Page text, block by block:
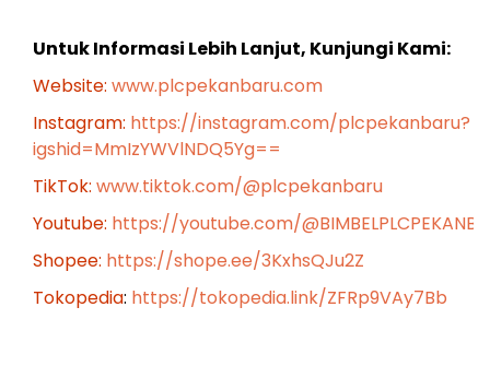
Untuk Informasi Lebih Lanjut, Kunjungi Kami:
Website: www.plcpekanbaru.com
Instagram: https://instagram.com/plcpekanbaru?
igshid=MmIzYWVlNDQ5Yg==
TikTok: www.tiktok.com/@plcpekanbaru
Youtube: https://youtube.com/
Shopee: https://shope.ee/3KxhsQJu2Z
Tokopedia: https://tokopedia.link/ZFRp9VAy7Bb